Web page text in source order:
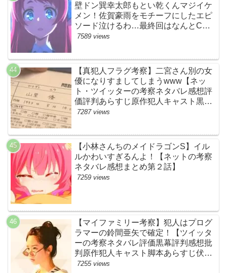
壁ドン巽幸太郎もとい乾くんマジイケ
メン！佐賀豪雨をモチーフにしたエピ
ソード泣けるわ…最終回はなんとCM
なし27分ノンストップ放送！すごすぎ
7589 views
【真犯人フラグ考察】二宮さん別の女
優になりすましてしまうwww【ネッ
ト・ツイッターの考察ネタバレ感想評
価評判あらすじ原作犯人キャスト黒幕
伏線まとめ・山里亮太・蒼井優】
7287 views
【小林さんちのメイドラゴンS】イル
ルかわいすぎるんよ！【ネットの考察
ネタバレ感想まとめ第２話】
7259 views
【マイファミリー考察】犯人はプログ
ラマーの鈴間亜矢で確定！【ツイッタ
ーの考察ネタバレ評価黒幕評判感想批
判原作犯人キャスト脚本あらすじ伏線
まとめ・藤間爽子】
7255 views